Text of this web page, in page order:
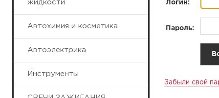
жидкости
Автохимия и косметика
Автоэлектрика
Инструменты
Логин:
Пароль:
Забыли свой